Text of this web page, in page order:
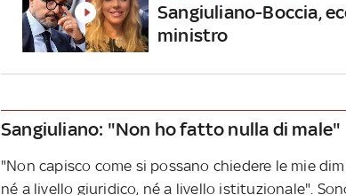
Sangiuliano-Boccia,
ministro
Sangiuliano: "Non ho fatto nulla di male"
"Non capisco come si possano chiedere le mie
né a livello giuridico, né a livello istituzionale".